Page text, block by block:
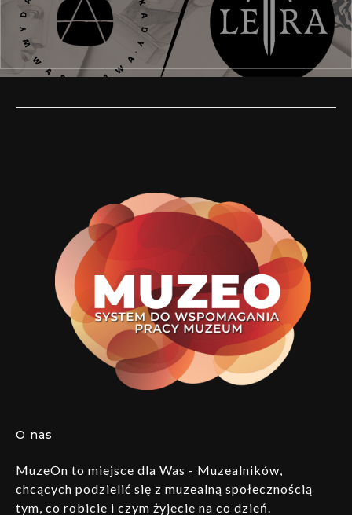
O nas
MuzeOn to miejsce dla Was - Muzealników,
chcących podzielić się z muzealną społecznością
tym, co robicie i czym żyjecie na co dzień.